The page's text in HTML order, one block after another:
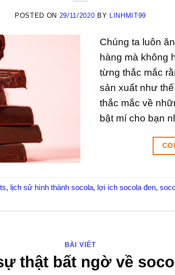
POSTED ON 29/11/2020 BY LINHMIT99
Chúng ta luôn
hàng mà không
từng thắc mắc
sản xuất như
thắc mắc về
bật mí cho bạn
, lịch sử hình thành socola, lợi ích socola đen,
BÀI VIẾT
thật bất ngờ về